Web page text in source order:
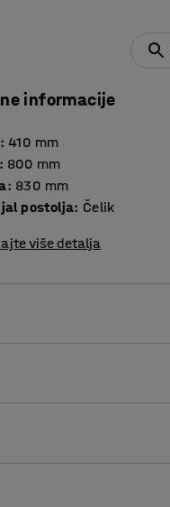
informacije
: 410 mm
: 800 mm
: 830 mm
postolja: Čelik
više detalja